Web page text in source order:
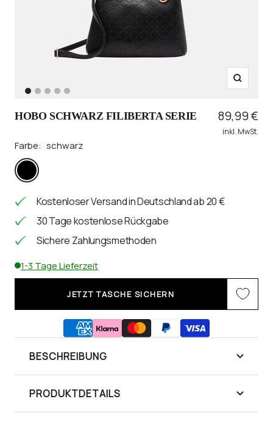
Zoom
Zur
Slide
gehen
Zur
Slide
gehen
Zur
Slide
gehen
Zur
Slide
gehen
Zur
Slide
gehen
HOBO SCHWARZ FILIBERTA SERIE 89,99 €
inkl. MwSt.
Farbe: schwarz
schwarz
Kostenloser Versand in Deutschland ab 20 €
30 Tage kostenlose Rückgabe
Sichere Zahlungsmethoden
1-3 Tage Lieferzeit
JETZT TASCHE SICHERN
BESCHREIBUNG
PRODUKTDETAILS